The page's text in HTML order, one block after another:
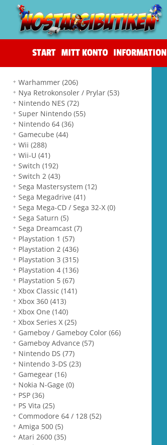
START MITT KONTO INFORMATION
Warhammer(206)
Nya Retrokonsoler / Prylar(53)
Nintendo NES(72)
Super Nintendo(55)
Nintendo 64(36)
Gamecube(44)
Wii(288)
Wii-U(41)
Switch(192)
Switch 2(43)
Sega Mastersystem(12)
Sega Megadrive(41)
Sega Mega-CD / Sega 32-X(0)
Sega Saturn(5)
Sega Dreamcast(7)
Playstation 1(57)
Playstation 2(436)
Playstation 3(315)
Playstation 4(136)
Playstation 5(67)
Xbox Classic(141)
Xbox 360(413)
Xbox One(140)
Xbox Series X(25)
Gameboy / Gameboy Color(66)
Gameboy Advance(57)
Nintendo DS(77)
Nintendo 3-DS(23)
Gamegear(16)
Nokia N-Gage(0)
PSP(36)
PS Vita(25)
Commodore 64 / 128(52)
Amiga 500(5)
Atari 2600(35)